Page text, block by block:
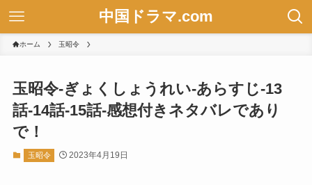
中国ドラマ.com
ホーム 玉昭令
玉昭令-ぎょくしょうれい-あらすじ-13
話-14話-15話-感想付きネタバレであり
で！
玉昭令 2023年4月19日